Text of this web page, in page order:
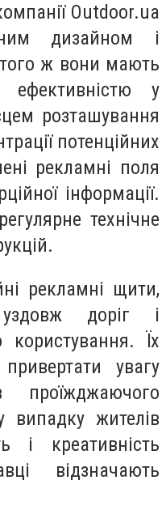
Outdoor.ua
дизайном і
ж вони мають
ефективністю у
розташування
потенційних
рекламні поля
інформації.
технічне
рекламні щити,
доріг і
користування. Їх
увагу
проїжджаючого
випадку жителів
і креативність
відзначають